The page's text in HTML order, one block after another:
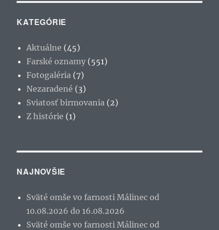
KATEGÓRIE
Aktuálne (45)
Farské oznamy (551)
Fotogaléria (7)
Nezaradené (3)
Sviatosť birmovania (2)
Z histórie (1)
NAJNOVŠIE
Sväté omše vo farnosti Málinec od
10.08.2026 do 16.08.2026
Sväté omše vo farnosti Málinec od